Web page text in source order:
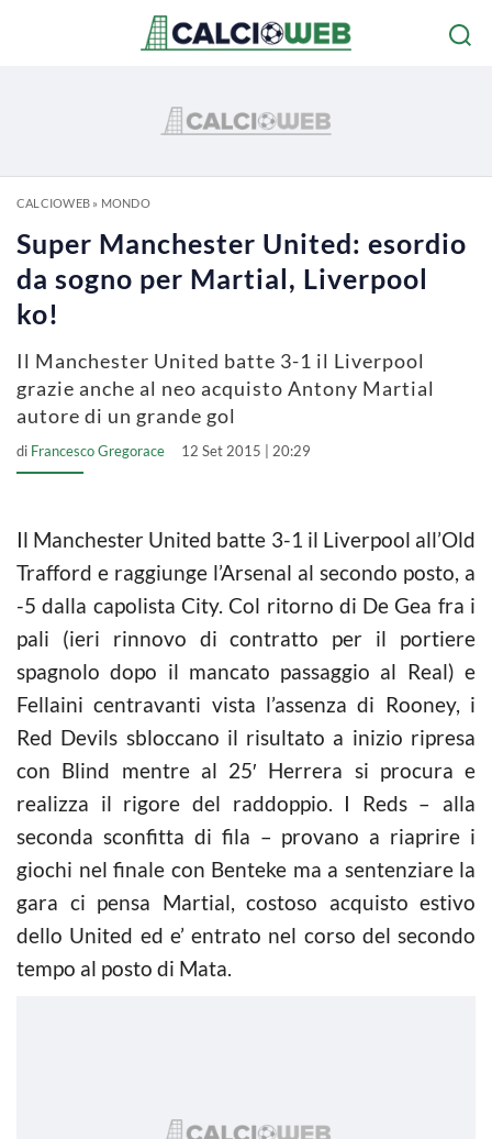
CALCIOWEB» MONDO
Super Manchester United: esordio
da sogno per Martial, Liverpool
ko!
Il Manchester United batte 3-1 il Liverpool
grazie anche al neo acquisto Antony Martial
autore di un grande gol
di Francesco Gregorace 12 Set 2015 | 20:29
Il Manchester United batte 3-1 il Liverpool all’Old
Trafford e raggiunge l’Arsenal al secondo posto, a
-5 dalla capolista City. Col ritorno di De Gea fra i
pali (ieri rinnovo di contratto per il portiere
spagnolo dopo il mancato passaggio al Real) e
Fellaini centravanti vista l’assenza di Rooney, i
Red Devils sbloccano il risultato a inizio ripresa
con Blind mentre al 25′ Herrera si procura e
realizza il rigore del raddoppio. I Reds – alla
seconda sconfitta di fila – provano a riaprire i
giochi nel finale con Benteke ma a sentenziare la
gara ci pensa Martial, costoso acquisto estivo
dello United ed e’ entrato nel corso del secondo
tempo al posto di Mata.